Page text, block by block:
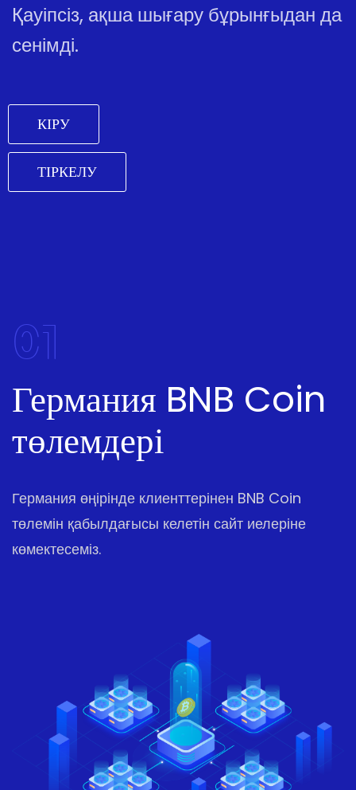
Қауіпсіз, ақша шығару бұрынғыдан да
сенімді.
КІРУ
ТІРКЕЛУ
01
Германия BNB Coin
төлемдері
Германия өңірінде клиенттерінен BNB Coin
төлемін қабылдағысы келетін сайт иелеріне
көмектесеміз.